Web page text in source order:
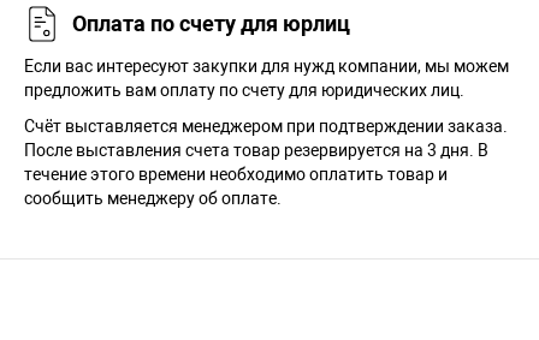
Оплата по счету для юрлиц
Если вас интересуют закупки для нужд компании, мы можем
предложить вам оплату по счету для юридических лиц.
Счёт выставляется менеджером при подтверждении заказа.
После выставления счета товар резервируется на 3 дня. В
течение этого времени необходимо оплатить товар и
сообщить менеджеру об оплате.